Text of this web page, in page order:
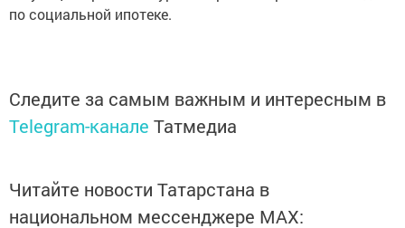
по социальной ипотеке.
Следите за самым важным и интересным в
Telegram-канале Татмедиа
Читайте новости Татарстана в
национальном мессенджере MАХ: